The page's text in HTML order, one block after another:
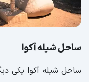
ساحل شیله آکوا
ساحل شیله آکوا یکی